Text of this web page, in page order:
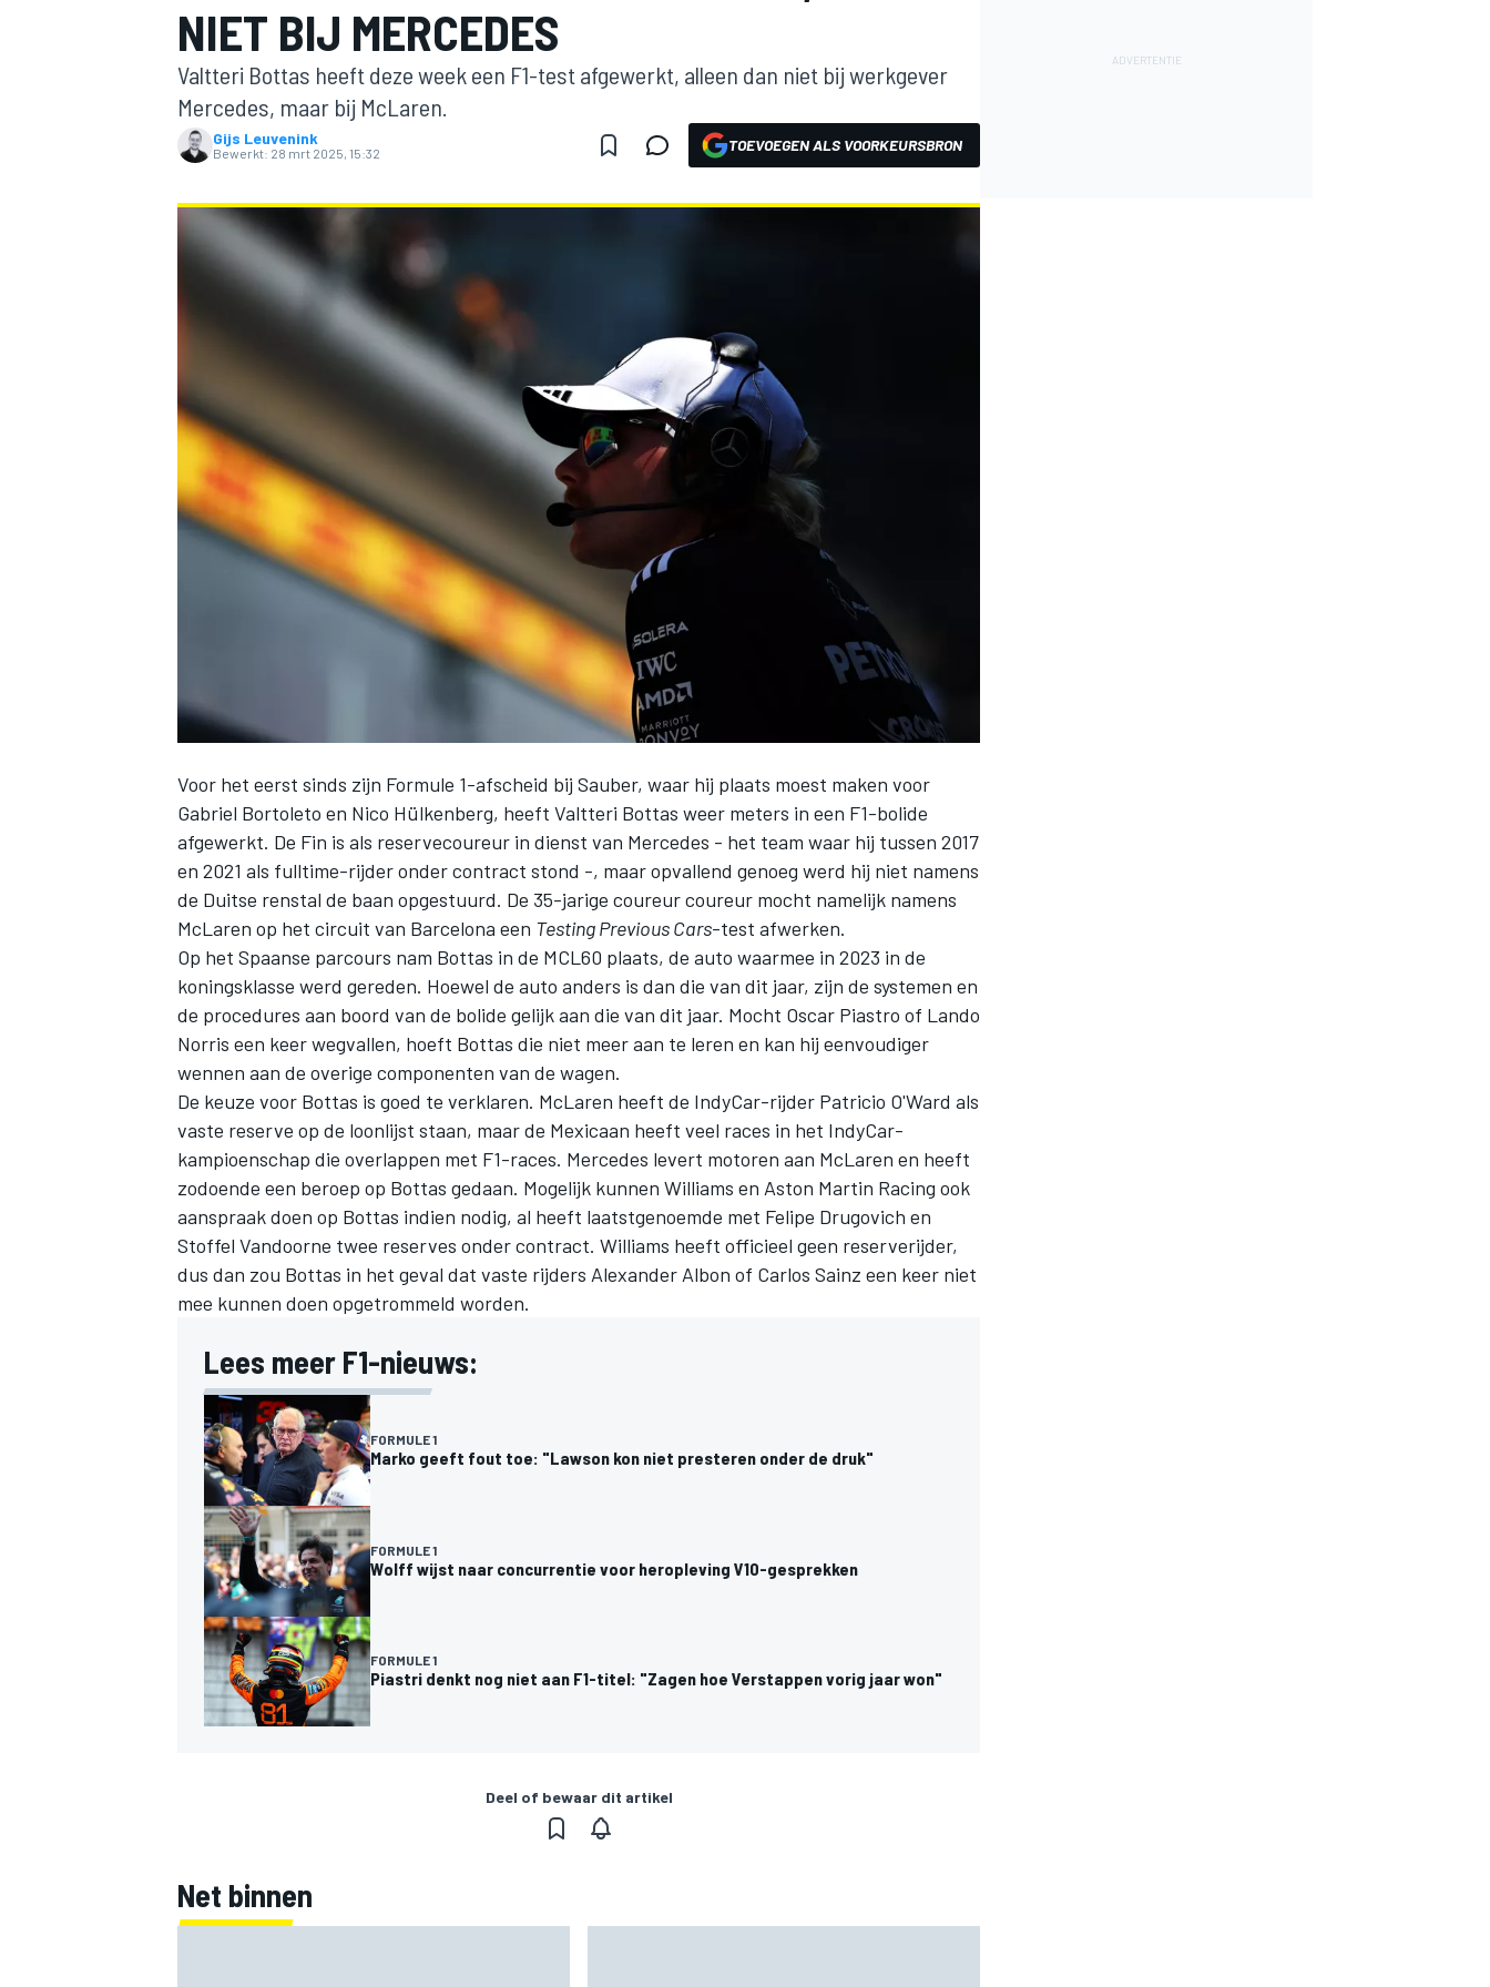
MOTOGP
WEC DTM
NIET BIJ MERCEDES
Valtteri Bottas heeft deze week een F1-test afgewerkt, alleen dan niet bij werkgever
Mercedes, maar bij McLaren.
Gijs Leuvenink
Bewerkt: 28 mrt 2025, 15:32 TOEVOEGEN ALS VOORKEURSBRON
Voor het eerst sinds zijn Formule 1-afscheid bij Sauber, waar hij plaats moest maken voor
Gabriel Bortoleto en Nico Hülkenberg, heeft Valtteri Bottas weer meters in een F1-bolide
afgewerkt. De Fin is als reservecoureur in dienst van Mercedes - het team waar hij tussen 2017
en 2021 als fulltime-rijder onder contract stond -, maar opvallend genoeg werd hij niet namens
de Duitse renstal de baan opgestuurd. De 35-jarige coureur coureur mocht namelijk namens
McLaren op het circuit van Barcelona een Testing Previous Cars-test afwerken.
Op het Spaanse parcours nam Bottas in de MCL60 plaats, de auto waarmee in 2023 in de
koningsklasse werd gereden. Hoewel de auto anders is dan die van dit jaar, zijn de systemen en
de procedures aan boord van de bolide gelijk aan die van dit jaar. Mocht Oscar Piastro of Lando
Norris een keer wegvallen, hoeft Bottas die niet meer aan te leren en kan hij eenvoudiger
wennen aan de overige componenten van de wagen.
De keuze voor Bottas is goed te verklaren. McLaren heeft de IndyCar-rijder Patricio O'Ward als
vaste reserve op de loonlijst staan, maar de Mexicaan heeft veel races in het IndyCar-
kampioenschap die overlappen met F1-races. Mercedes levert motoren aan McLaren en heeft
zodoende een beroep op Bottas gedaan. Mogelijk kunnen Williams en Aston Martin Racing ook
aanspraak doen op Bottas indien nodig, al heeft laatstgenoemde met Felipe Drugovich en
Stoffel Vandoorne twee reserves onder contract. Williams heeft officieel geen reserverijder,
dus dan zou Bottas in het geval dat vaste rijders Alexander Albon of Carlos Sainz een keer niet
mee kunnen doen opgetrommeld worden.
Lees meer F1-nieuws:
FORMULE 1
Marko geeft fout toe: "Lawson kon niet presteren onder de druk"
FORMULE 1
Wolff wijst naar concurrentie voor heropleving V10-gesprekken
FORMULE 1
Piastri denkt nog niet aan F1-titel: "Zagen hoe Verstappen vorig jaar won"
Deel of bewaar dit artikel
Net binnen